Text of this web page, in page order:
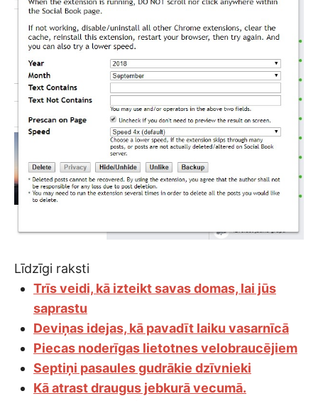
Līdzīgi raksti
Trīs veidi, kā izteikt savas domas, lai jūs
saprastu
Deviņas idejas, kā pavadīt laiku vasarnīcā
Piecas noderīgas lietotnes velobraucējiem
Septiņi pasaules gudrākie dzīvnieki
Kā atrast draugus jebkurā vecumā.